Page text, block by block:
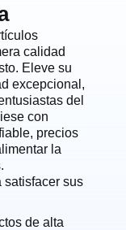
calidad
Eleve su
excepcional,
del
con
precios
la
satisfacer sus
de alta